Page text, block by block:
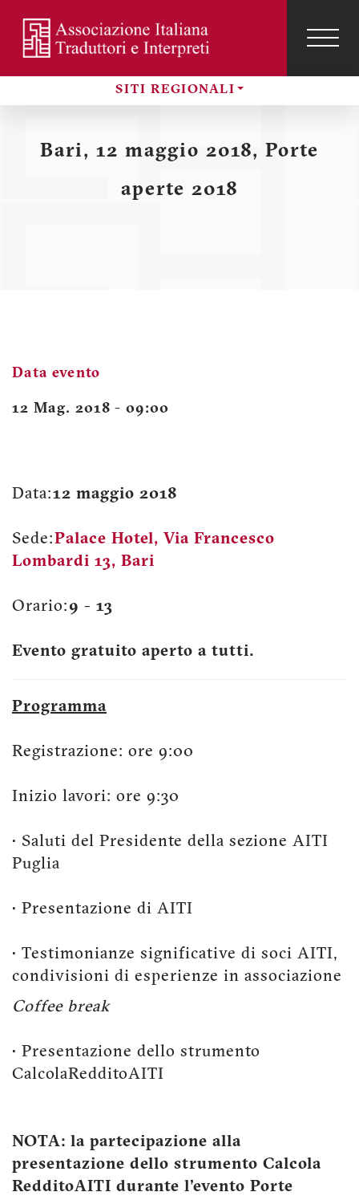
contenuto
principale
SITI REGIONALI
Menu
profilo
utente
Bari, 12 maggio 2018, Porte
aperte 2018
Data evento
12 Mag. 2018 - 09:00
Data:12 maggio 2018
Sede:Palace Hotel, Via Francesco
Lombardi 13, Bari
Orario: 9 - 13
Evento gratuito aperto a tutti.
Programma
Registrazione: ore 9:00
Inizio lavori: ore 9:30
• Saluti del Presidente della sezione AITI
Puglia
• Presentazione di AITI
• Testimonianze significative di soci AITI,
condivisioni di esperienze in associazione
Coffee break
• Presentazione dello strumento
CalcolaRedditoAITI
NOTA: la partecipazione alla
presentazione dello strumento Calcola
RedditoAITI durante l'evento Porte